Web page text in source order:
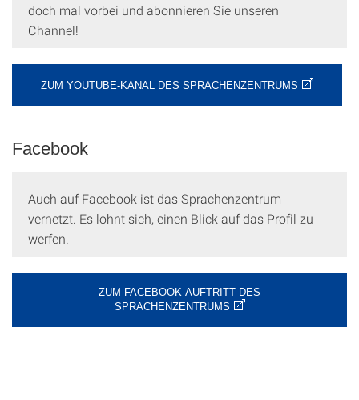
doch mal vorbei und abonnieren Sie unseren
Channel!
ZUM YOUTUBE-KANAL DES SPRACHENZENTRUMS
Facebook
Auch auf Facebook ist das Sprachenzentrum
vernetzt. Es lohnt sich, einen Blick auf das Profil zu
werfen.
ZUM FACEBOOK-AUFTRITT DES
SPRACHENZENTRUMS